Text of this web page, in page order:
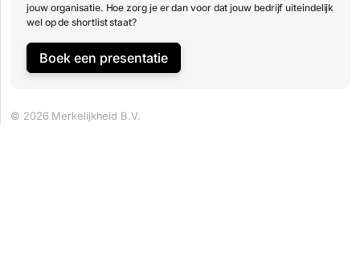
jouw organisatie. Hoe zorg je er dan voor dat jouw bedrijf uiteindelijk
wel op de shortlist staat?
Boek een presentatie
© 2026 Merkelijkheid B.V.